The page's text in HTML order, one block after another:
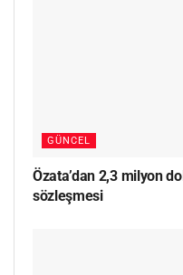
GÜNCEL
Özata’dan 2,3 milyon
sözleşmesi